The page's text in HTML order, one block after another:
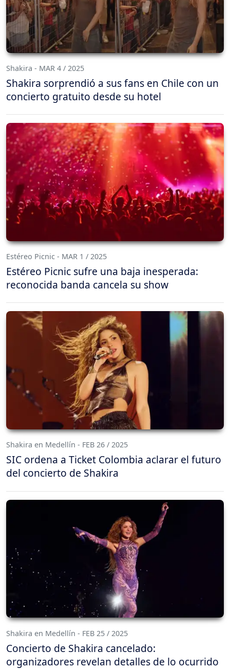
Shakira - MAR 4 / 2025
Shakira sorprendió a sus fans en Chile con un
concierto gratuito desde su hotel
Estéreo Picnic - MAR 1 / 2025
Estéreo Picnic sufre una baja inesperada:
reconocida banda cancela su show
Shakira en Medellín - FEB 26 / 2025
SIC ordena a Ticket Colombia aclarar el futuro
del concierto de Shakira
Shakira en Medellín - FEB 25 / 2025
Concierto de Shakira cancelado:
organizadores revelan detalles de lo ocurrido